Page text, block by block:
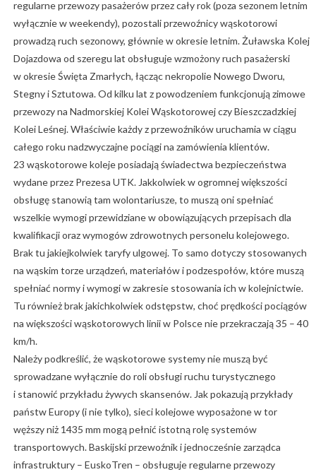
regularne przewozy pasażerów przez cały rok (poza sezonem letnim
wyłącznie w weekendy), pozostali przewoźnicy wąskotorowi
prowadzą ruch sezonowy, głównie w okresie letnim. Żuławska Kolej
Dojazdowa od szeregu lat obsługuje wzmożony ruch pasażerski
w okresie Święta Zmarłych, łącząc nekropolie Nowego Dworu,
Stegny i Sztutowa. Od kilku lat z powodzeniem funkcjonują zimowe
przewozy na Nadmorskiej Kolei Wąskotorowej czy Bieszczadzkiej
Kolei Leśnej. Właściwie każdy z przewoźników uruchamia w ciągu
całego roku nadzwyczajne pociągi na zamówienia klientów.
23 wąskotorowe koleje posiadają świadectwa bezpieczeństwa
wydane przez Prezesa UTK. Jakkolwiek w ogromnej większości
obsługę stanowią tam wolontariusze, to muszą oni spełniać
wszelkie wymogi przewidziane w obowiązujących przepisach dla
kwalifikacji oraz wymogów zdrowotnych personelu kolejowego.
Brak tu jakiejkolwiek taryfy ulgowej. To samo dotyczy stosowanych
na wąskim torze urządzeń, materiałów i podzespołów, które muszą
spełniać normy i wymogi w zakresie stosowania ich w kolejnictwie.
Tu również brak jakichkolwiek odstępstw, choć prędkości pociągów
na większości wąskotorowych linii w Polsce nie przekraczają 35 – 40
km/h.
Należy podkreślić, że wąskotorowe systemy nie muszą być
sprowadzane wyłącznie do roli obsługi ruchu turystycznego
i stanowić przykładu żywych skansenów. Jak pokazują przykłady
państw Europy (i nie tylko), sieci kolejowe wyposażone w tor
węższy niż 1435 mm mogą pełnić istotną rolę systemów
transportowych. Baskijski przewoźnik i jednocześnie zarządca
infrastruktury – EuskoTren – obsługuje regularne przewozy